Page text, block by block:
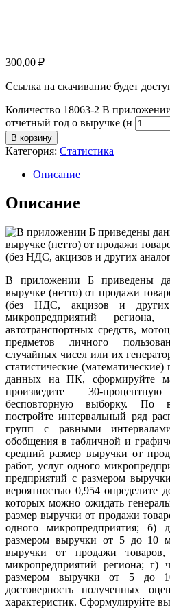
300,00 ₽
Ссылка на скачивание будет
Количество 18063-2 В
отчетный год о выручке (н
В корзину
Категория: Статистика
Описание
Описание
В приложении Б приведены
выручке (нетто) от продажи
(без НДС, акцизов и других
микропредприятий региона,
автотранспортных средств,
предметов личного
случайных чисел или их
статистические
данных на ПК, сформируйте
произведите 30-
бесповторную выборку. По
постройте интервальный ряд
групп с равными
обобщения в табличной и
средний размер выручки от
работ, услуг одного
предприятий с размером
вероятностью 0,954 определите
которых можно ожидать
размер выручки от продажи
одного микропредприятия; б)
размером выручки от 5 до 10
выручки от продажи товаров,
микропредприятий региона; г)
размером выручки от 5 до
достоверность полученных
характеристик. Сформулируйте